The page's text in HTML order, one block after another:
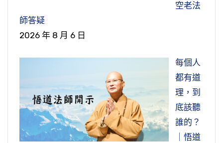
空老法
師答疑
2026 年 8 月 6 日
每個人
都有道
理，到
底該聽
誰的？
｜悟道